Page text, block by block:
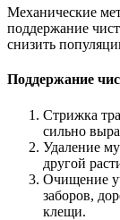
Механические
поддержание
снизить
Поддержание
Стрижка
сильно
Удаление
другой
Очищение
заборов,
клещи.